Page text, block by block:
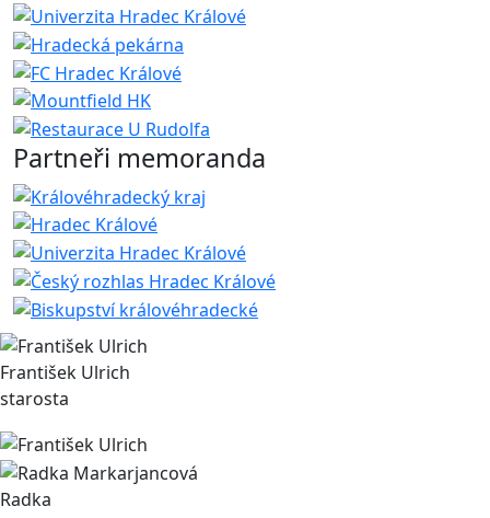
Partneři memoranda
František Ulrich
starosta
Radka